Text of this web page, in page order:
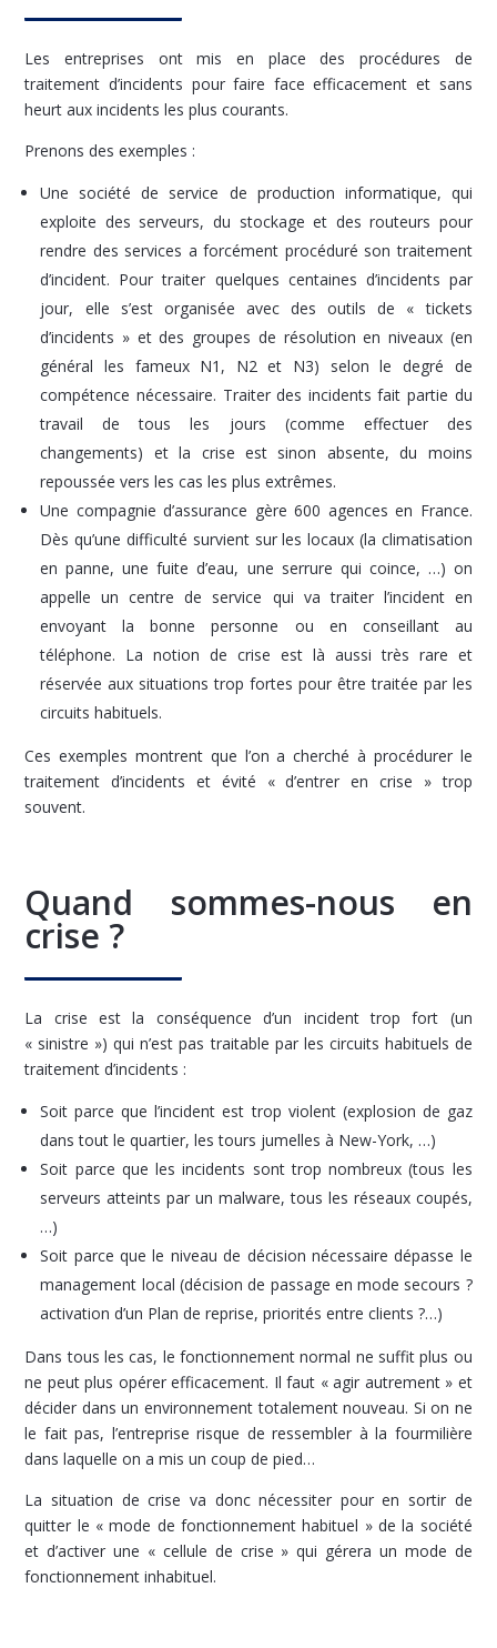
Les entreprises ont mis en place des procédures de
traitement d’incidents pour faire face efficacement et sans
heurt aux incidents les plus courants.
Prenons des exemples :
Une société de service de production informatique, qui
exploite des serveurs, du stockage et des routeurs pour
rendre des services a forcément procéduré son traitement
d’incident. Pour traiter quelques centaines d’incidents par
jour, elle s’est organisée avec des outils de « tickets
d’incidents » et des groupes de résolution en niveaux (en
général les fameux N1, N2 et N3) selon le degré de
compétence nécessaire. Traiter des incidents fait partie du
travail de tous les jours (comme effectuer des
changements) et la crise est sinon absente, du moins
repoussée vers les cas les plus extrêmes.
Une compagnie d’assurance gère 600 agences en France.
Dès qu’une difficulté survient sur les locaux (la climatisation
en panne, une fuite d’eau, une serrure qui coince, …) on
appelle un centre de service qui va traiter l’incident en
envoyant la bonne personne ou en conseillant au
téléphone. La notion de crise est là aussi très rare et
réservée aux situations trop fortes pour être traitée par les
circuits habituels.
Ces exemples montrent que l’on a cherché à procédurer le
traitement d’incidents et évité « d’entrer en crise » trop
souvent.
Quand sommes-nous en
crise ?
La crise est la conséquence d’un incident trop fort (un
« sinistre ») qui n’est pas traitable par les circuits habituels de
traitement d’incidents :
Soit parce que l’incident est trop violent (explosion de gaz
dans tout le quartier, les tours jumelles à New-York, …)
Soit parce que les incidents sont trop nombreux (tous les
serveurs atteints par un malware, tous les réseaux coupés,
…)
Soit parce que le niveau de décision nécessaire dépasse le
management local (décision de passage en mode secours ?
activation d’un Plan de reprise, priorités entre clients ?…)
Dans tous les cas, le fonctionnement normal ne suffit plus ou
ne peut plus opérer efficacement. Il faut « agir autrement » et
décider dans un environnement totalement nouveau. Si on ne
le fait pas, l’entreprise risque de ressembler à la fourmilière
dans laquelle on a mis un coup de pied…
La situation de crise va donc nécessiter pour en sortir de
quitter le « mode de fonctionnement habituel » de la société
et d’activer une « cellule de crise » qui gérera un mode de
fonctionnement inhabituel.